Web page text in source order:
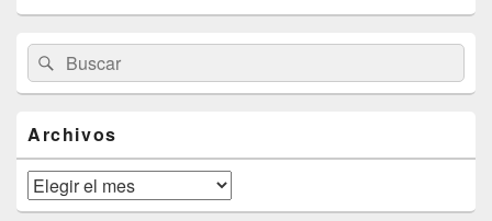
área
de
widget
lateral
primaria
Buscar
por:
Buscar
Archivos
Archivos